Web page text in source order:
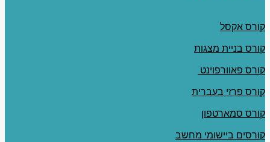
קורס אקסל
קורס בניית מצגות
קורס פאוורפוינט
קורס פרזי בעברית
קורס סמארטפון
קורסים ביישומי מחשב